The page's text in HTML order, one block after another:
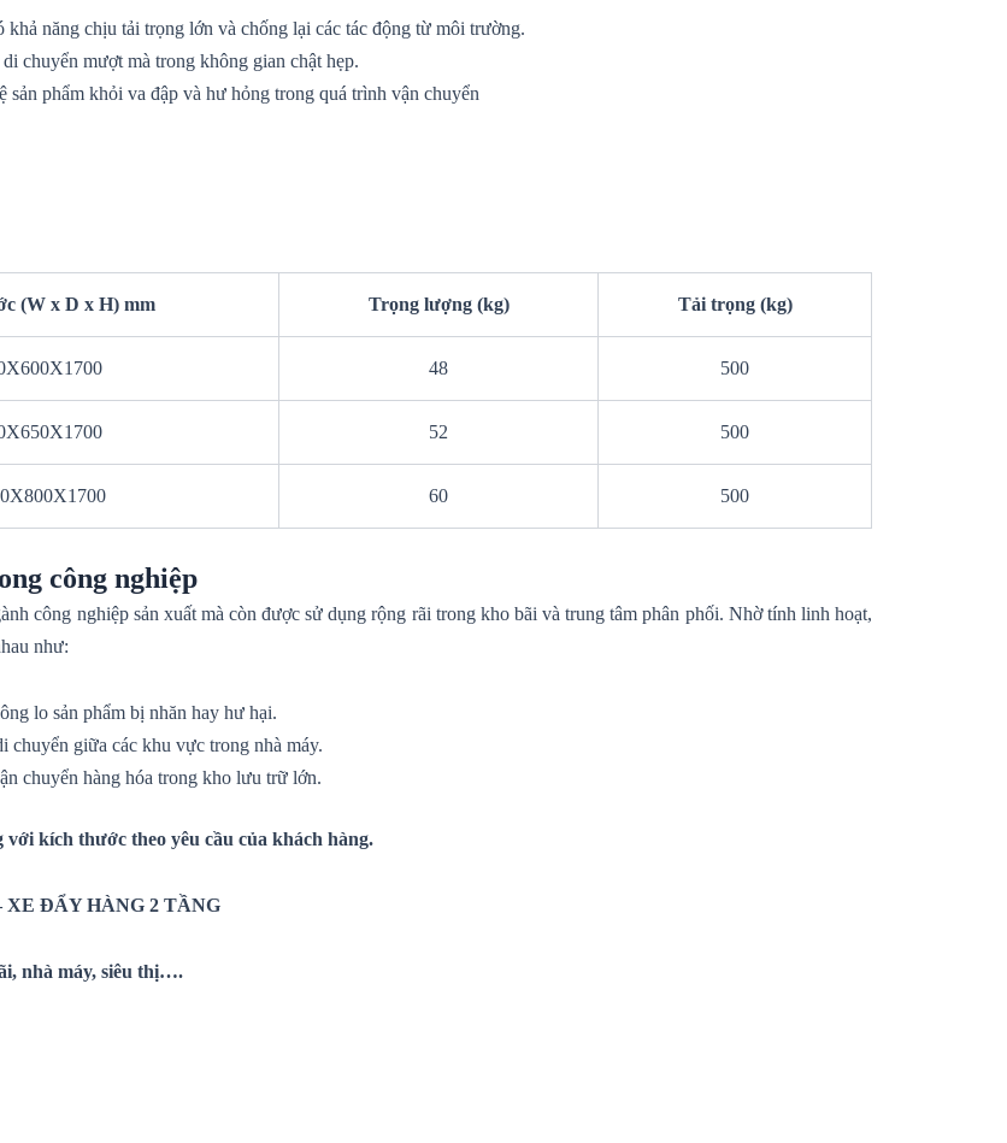
năng chịu tải trọng lớn và chống lại các tác động từ môi trường.
chuyển mượt mà trong không gian chật hẹp.
sản phẩm khỏi va đập và hư hỏng trong quá trình vận chuyển
(W x D x H) mm Trọng lượng (kg) Tải trọng (kg)
48 500
52 500
60 500
công nghiệp
công nghiệp sản xuất mà còn được sử dụng rộng rãi trong kho bãi và trung tâm phân phối. Nhờ tính linh hoạt,
như:
lo sản phẩm bị nhăn hay hư hại.
chuyển giữa các khu vực trong nhà máy.
chuyển hàng hóa trong kho lưu trữ lớn.
với kích thước theo yêu cầu của khách hàng.
XE ĐẨY HÀNG 2 TẦNG
nhà máy, siêu thị….